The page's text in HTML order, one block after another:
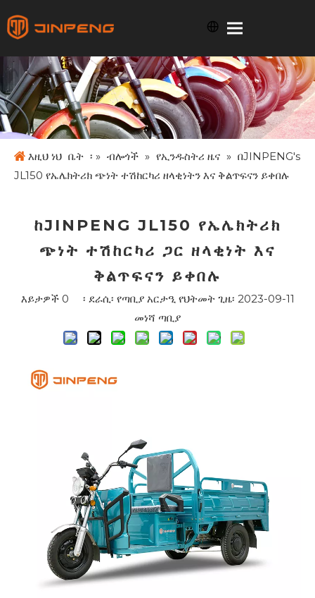
እዚህ ነህ ቤት ፡ » ብሎጎች » የኢንዱስትሪ ዜና » በJINPENG's
JL150 የኤሌክትሪክ ጭነት ተሽከርካሪ ዘላቂነትን እና ቅልጥፍናን ይቀበሉ
ከJINPENG JL150 የኤሌክትሪክ
ጭነት ተሽከርካሪ ጋር ዘላቂነት እና
ቅልጥፍናን ይቀበሉ
እይታዎች 0 ፡ ደራሲ፡ የጣቢያ አርታዒ የህትመት ጊዜ፡ 2023-09-11
መነሻ ጣቢያ